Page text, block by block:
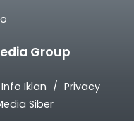
Group
Info Iklan
Privacy
Siber